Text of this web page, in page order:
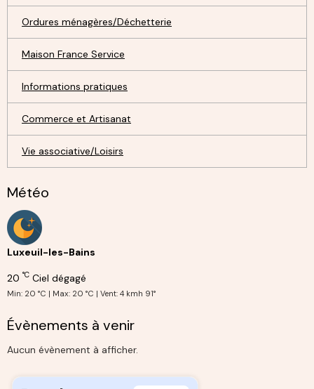
Ordures ménagères/Déchetterie
Maison France Service
Informations pratiques
Commerce et Artisanat
Vie associative/Loisirs
Météo
Luxeuil-les-Bains
20 °C Ciel dégagé
Min: 20 °C | Max: 20 °C | Vent: 4 kmh 91°
Évènements à venir
Aucun évènement à afficher.